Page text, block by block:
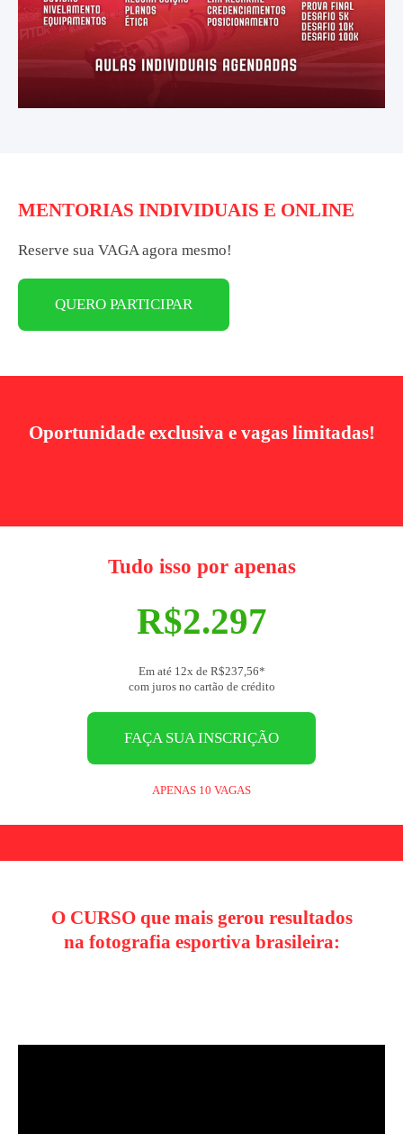
MENTORIAS INDIVIDUAIS E ONLINE
Reserve sua VAGA agora mesmo!
QUERO PARTICIPAR
Oportunidade exclusiva e vagas limitadas!
Tudo isso por apenas
R$2.297
Em até 12x de R$237,56*
com juros no cartão de crédito
FAÇA SUA INSCRIÇÃO
APENAS 10 VAGAS
O CURSO que mais gerou resultados
na fotografia esportiva brasileira: